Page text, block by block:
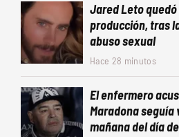
Jared Leto
producción, tras
abuso sexual
Hace 28 minutos
El enfermero
Maradona seguía
mañana del día